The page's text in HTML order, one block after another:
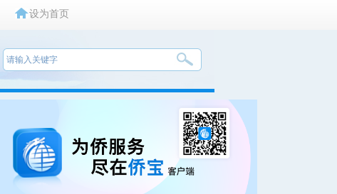
设为首页